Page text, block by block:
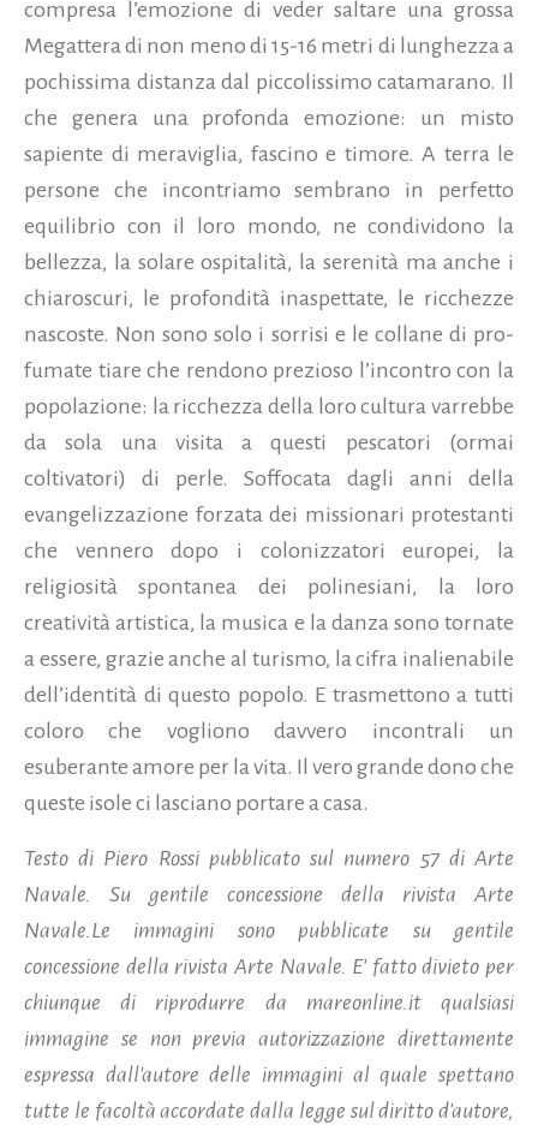
compresa l’emozione di veder saltare una grossa
Megattera di non meno di 15-16 metri di lunghezza a
pochissima distanza dal piccolissimo catamarano. Il
che genera una profonda emozione: un misto
sapiente di meraviglia, fascino e timore. A terra le
persone che incontriamo sembrano in perfetto
equilibrio con il loro mondo, ne condividono la
bellezza, la solare ospitalità, la serenità ma anche i
chiaroscuri, le profondità inaspettate, le ricchezze
nascoste. Non sono solo i sorrisi e le collane di pro-
fumate tiare che rendono prezioso l’incontro con la
popolazione: la ricchezza della loro cultura varrebbe
da sola una visita a questi pescatori (ormai
coltivatori) di perle. Soffocata dagli anni della
evangelizzazione forzata dei missionari protestanti
che vennero dopo i colonizzatori europei, la
religiosità spontanea dei polinesiani, la loro
creatività artistica, la musica e la danza sono tornate
a essere, grazie anche al turismo, la cifra inalienabile
dell’identità di questo popolo. E trasmettono a tutti
coloro che vogliono davvero incontrali un
esuberante amore per la vita. Il vero grande dono che
queste isole ci lasciano portare a casa.
Testo di Piero Rossi pubblicato sul numero 57 di Arte
Navale. Su gentile concessione della rivista Arte
Navale.Le immagini sono pubblicate su gentile
concessione della rivista Arte Navale. E' fatto divieto per
chiunque di riprodurre da mareonline.it qualsiasi
immagine se non previa autorizzazione direttamente
espressa dall'autore delle immagini al quale spettano
tutte le facoltà accordate dalla legge sul diritto d'autore,